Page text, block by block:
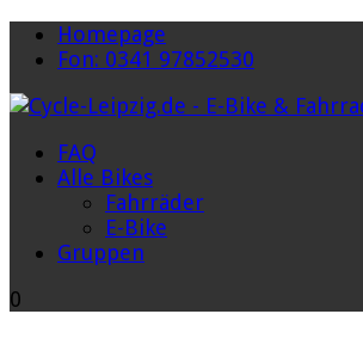
Homepage
Fon: 0341 97852530
FAQ
Alle Bikes
Fahrräder
E-Bike
Gruppen
0